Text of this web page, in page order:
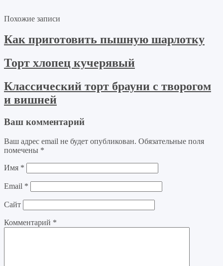
Похожие записи
Как приготовить пышную шарлотку
Торт хлопец кучерявый
Классический торт брауни с творогом
и вишней
Ваш комментарий
Ваш адрес email не будет опубликован. Обязательные поля
помечены *
Имя *
Email *
Сайт
Комментарий *